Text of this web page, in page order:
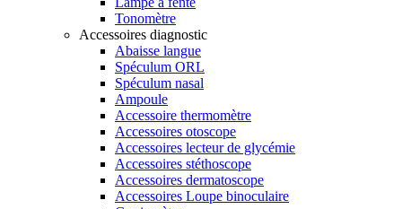
Tonomètre
Accessoires diagnostic
Abaisse langue
Spéculum ORL
Spéculum nasal
Ampoule
Accessoire thermomètre
Accessoires otoscope
Accessoires lecteur de glycémie
Accessoires stéthoscope
Accessoires dermatoscope
Accessoires Loupe binoculaire